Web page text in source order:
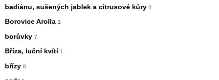
badiánu, sušených jablek a citrusové kůry 1
Borovice Arolla 1
borůvky 7
Bříza, luční kvítí 1
břízy 8